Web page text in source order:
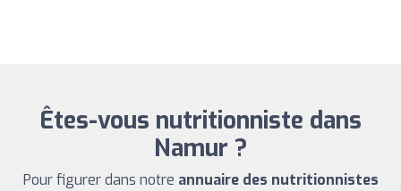
Êtes-vous nutritionniste dans
Namur ?
Pour figurer dans notre annuaire des nutritionnistes